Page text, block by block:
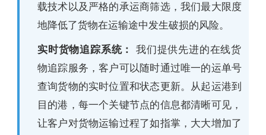
载技术以及严格的承运商筛选，我们最大限度
地降低了货物在运输途中发生破损的风险。
实时货物追踪系统： 我们提供先进的在线货
物追踪服务，客户可以随时通过唯一的运单号
查询货物的实时位置和状态更新。从起运港到
目的港，每一个关键节点的信息都清晰可见，
让客户对货物运输过程了如指掌，大大增加了